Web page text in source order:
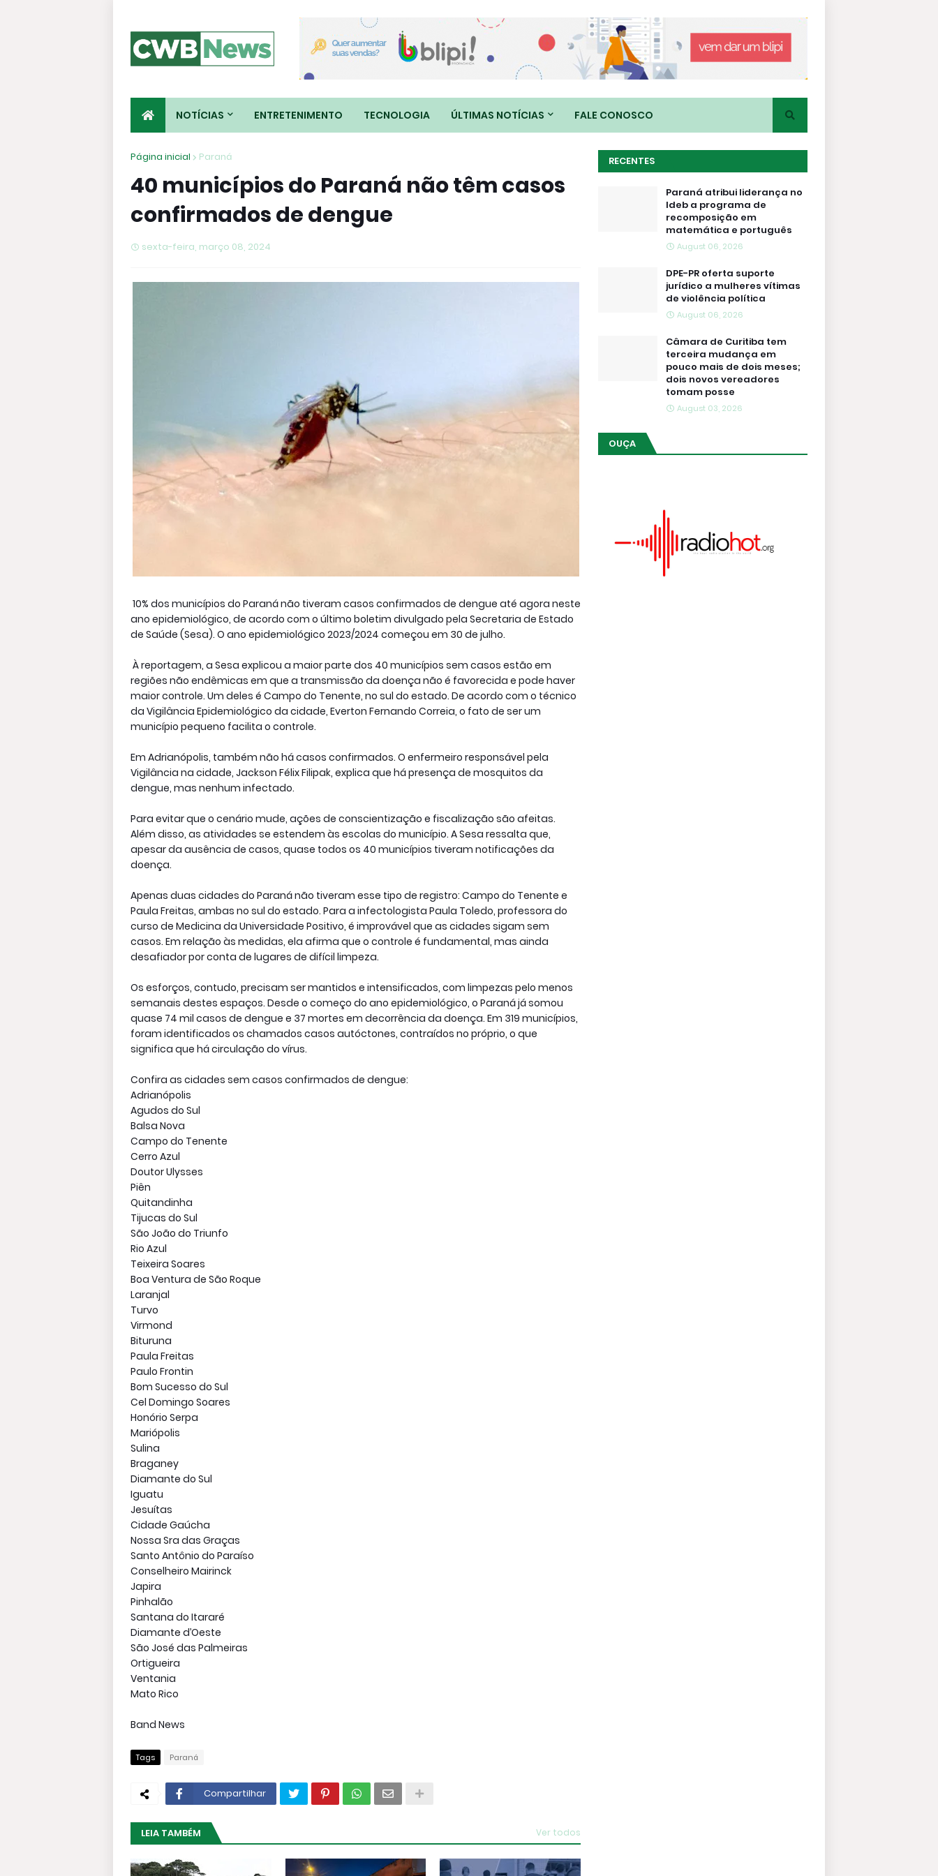
NOTÍCIAS ENTRETENIMENTO TECNOLOGIA ÚLTIMAS NOTÍCIAS FALE CONOSCO
Página inicial Paraná
40 municípios do Paraná não têm casos
confirmados de dengue
sexta-feira, março 08, 2024
10% dos municípios do Paraná não tiveram casos confirmados de dengue até agora neste
ano epidemiológico, de acordo com o último boletim divulgado pela Secretaria de Estado
de Saúde (Sesa). O ano epidemiológico 2023/2024 começou em 30 de julho.
À reportagem, a Sesa explicou a maior parte dos 40 municípios sem casos estão em
regiões não endêmicas em que a transmissão da doença não é favorecida e pode haver
maior controle. Um deles é Campo do Tenente, no sul do estado. De acordo com o técnico
da Vigilância Epidemiológico da cidade, Everton Fernando Correia, o fato de ser um
município pequeno facilita o controle.
Em Adrianópolis, também não há casos confirmados. O enfermeiro responsável pela
Vigilância na cidade, Jackson Félix Filipak, explica que há presença de mosquitos da
dengue, mas nenhum infectado.
Para evitar que o cenário mude, ações de conscientização e fiscalização são afeitas.
Além disso, as atividades se estendem às escolas do município. A Sesa ressalta que,
apesar da ausência de casos, quase todos os 40 municípios tiveram notificações da
doença.
Apenas duas cidades do Paraná não tiveram esse tipo de registro: Campo do Tenente e
Paula Freitas, ambas no sul do estado. Para a infectologista Paula Toledo, professora do
curso de Medicina da Universidade Positivo, é improvável que as cidades sigam sem
casos. Em relação às medidas, ela afirma que o controle é fundamental, mas ainda
desafiador por conta de lugares de difícil limpeza.
Os esforços, contudo, precisam ser mantidos e intensificados, com limpezas pelo menos
semanais destes espaços. Desde o começo do ano epidemiológico, o Paraná já somou
quase 74 mil casos de dengue e 37 mortes em decorrência da doença. Em 319 municípios,
foram identificados os chamados casos autóctones, contraídos no próprio, o que
significa que há circulação do vírus.
Confira as cidades sem casos confirmados de dengue:
Adrianópolis
Agudos do Sul
Balsa Nova
Campo do Tenente
Cerro Azul
Doutor Ulysses
Piên
Quitandinha
Tijucas do Sul
São João do Triunfo
Rio Azul
Teixeira Soares
Boa Ventura de São Roque
Laranjal
Turvo
Virmond
Bituruna
Paula Freitas
Paulo Frontin
Bom Sucesso do Sul
Cel Domingo Soares
Honório Serpa
Mariópolis
Sulina
Braganey
Diamante do Sul
Iguatu
Jesuítas
Cidade Gaúcha
Nossa Sra das Graças
Santo Antônio do Paraíso
Conselheiro Mairinck
Japira
Pinhalão
Santana do Itararé
Diamante d’Oeste
São José das Palmeiras
Ortigueira
Ventania
Mato Rico
Band News
Tags Paraná
Compartilhar
LEIA TAMBÉM Ver todos
RECENTES
Paraná atribui liderança no
Ideb a programa de
recomposição em
matemática e português
August 06, 2026
DPE-PR oferta suporte
jurídico a mulheres vítimas
de violência política
August 06, 2026
Câmara de Curitiba tem
terceira mudança em
pouco mais de dois meses;
dois novos vereadores
tomam posse
August 03, 2026
OUÇA